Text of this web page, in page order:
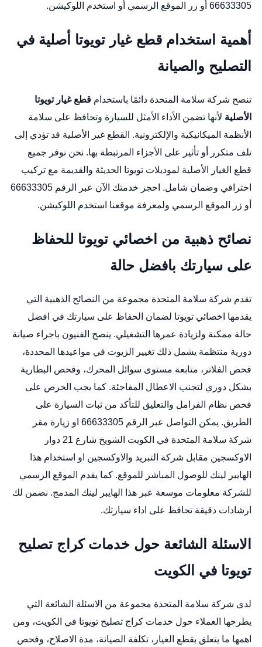
66633305 أو زر
الموقع الرسمي أو استخدم اللوكيشن.
أهمية استخدام قطع غيار تويوتا أصلية في
التصليح والصيانة
تنصح شركة سلامة المتحدة دائمًا باستخدام قطع غيار تويوتا
الأصلية لأنها تضمن الأداء الأمثل للسيارة وتحافظ على سلامة
الأنظمة الميكانيكية والإلكترونية. القطع غير الأصلية قد تؤدي إلى
تلف متكرر أو تأثير على الأجزاء المرتبطة بها. نحن نوفر جميع
قطع الغيار الأصلية لموديلات تويوتا الحديثة والقديمة مع تركيب
احترافي وضمان شامل. احجز خدمتك الآن عبر الرقم 66633305
أو زر
الموقع الرسمي ولمعرفة موقعنا استخدم اللوكيشن.
نصائح ذهبية من اخصائي تويوتا للحفاظ
على سيارتك بافضل حالة
تقدم شركة سلامة المتحدة مجموعة من النصائح الذهبية التي
يقدمها اخصائي تويوتا لضمان الحفاظ على سيارتك في افضل
حالة ممكنة ولزيادة عمرها التشغيلي. ينصح الفنيون باجراء صيانة
دورية منتظمة يشمل ذلك تغيير الزيوت في مواعيدها المحددة،
فحص الفلاتر، متابعة مستوى سوائل المحرك، وفحص البطارية
بشكل دوري لتجنب الاعطال المفاجئة. كما يجب الحرص على
فحص نظام الفرامل والتعليق للتأكد من ثبات السيارة على
الطريق. يمكن التواصل عبر الرقم 66633305 او زيارة مقر
شركة سلامة المتحدة في الكويت الشويخ شارع 21 دوار
الاوكسجين مقابل شركة التبريد والاوكسجين او استخدام هذا
الهايبر لينك للوصول المباشر للموقع. كما يقدم الموقع الرسمي
للشركة معلومات موسعة عبر هذا الهايبر لينك المدمج. نضمن لك
ارشادات دقيقة تحافظ على اداء سيارتك.
الاسئلة الشائعة حول خدمات كراج تصليح
تويوتا في الكويت
لدى شركة سلامة المتحدة مجموعة من الاسئلة الشائعة التي
يطرحها العملاء حول خدمات كراج تصليح تويوتا في الكويت، ومن
اهمها ما يتعلق بقطع الغيار، تكلفة الصيانة، مدة الاصلاح، وفحص